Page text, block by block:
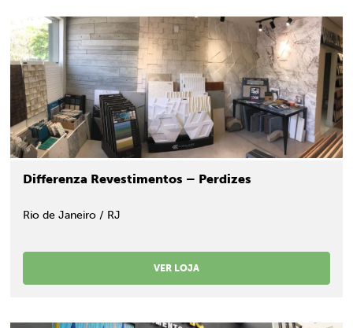
Differenza Revestimentos – Perdizes
Rio de Janeiro / RJ
VER LOJA